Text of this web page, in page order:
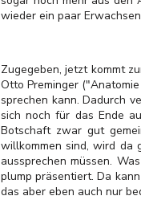
wieder ein paar
Zugegeben, jetzt kommt
Otto Preminger
sprechen kann. Dadurch
sich noch für das Ende
Botschaft zwar gut
willkommen sind, wird da
aussprechen müssen.
plump präsentiert. Da
das aber eben auch nur